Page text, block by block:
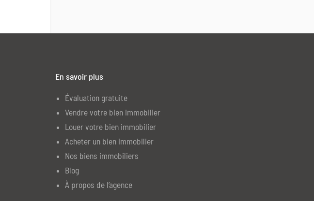
En savoir plus
Évaluation gratuite
Vendre votre bien immobilier
Louer votre bien immobilier
Acheter un bien immobilier
Nos biens immobiliers
Blog
À propos de l’agence